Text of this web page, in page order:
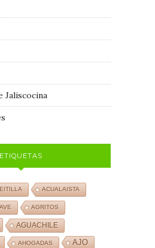
Jaliscocina
ETIQUETAS
ACUALAISTA
AGRITOS
AGUACHILE
AHOGADAS AJO